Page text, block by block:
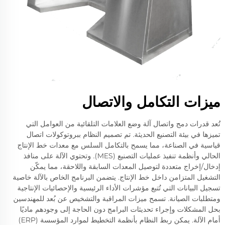
ميزات التكامل والاتصال
تُعد قدرات دمج واتصال آلة وضع العلامات التلقائية من العوامل التي
تميزها في بيئة التصنيع الحديثة. تم تصميم النظام ببروتوكولات اتصال
قياسية في الصناعة، مما يسمح بالتكامل السلس مع معدات خط الإنتاج
الحالي وأنظمة تنفيذ عمليات التصنيع (MES). وتحتوي الآلة على منافذ
إدخال/إخراج متعددة لتوصيل المعدات السابقة واللاحقة، مما يمكّن
التشغيل المتزامن داخل خط الإنتاج. يتضمن البرنامج الخاص بالآلة خاصية
تسجيل البيانات التي تُتبع مؤشرات الأداء الرئيسية والإحصائيات الإنتاجية
ومتطلبات الصيانة. تسمح ميزات المراقبة والتشخيص عن بُعد للمهندسين
بحل المشكلات وإجراء تحديثات البرامج دون الحاجة إلى وجودهم ماديًا
أمام الآلة. يمكن ربط النظام بأنظمة التخطيط لموارد المؤسسة (ERP)